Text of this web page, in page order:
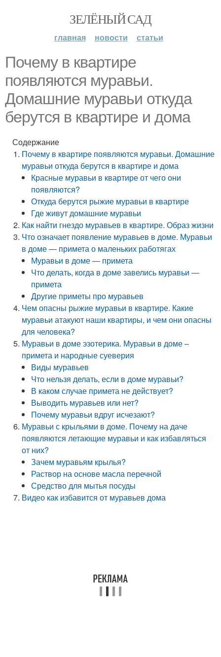
ЗЕЛЁНЫЙ САД
главная новости статьи
Почему в квартире
появляются муравьи.
Домашние муравьи откуда
берутся в квартире и дома
Содержание
Почему в квартире появляются муравьи. Домашние
муравьи откуда берутся в квартире и дома
Красные муравьи в квартире от чего они
появляются?
Откуда берутся рыжие муравьи в квартире
Где живут домашние муравьи
Как найти гнездо муравьев в квартире. Образ жизни
Что означает появление муравьев в доме. Муравьи
в доме — примета о маленьких работягах
Муравьи в доме — примета
Что делать, когда в доме завелись муравьи —
примета
Другие приметы про муравьев
Чем опасны рыжие муравьи в квартире. Какие
муравьи атакуют наши квартиры, и чем они опасны
для человека?
Муравьи в доме эзотерика. Муравьи в доме –
примета и народные суеверия
Виды муравьев
Что нельзя делать, если в доме муравьи?
В каком случае примета не действует?
Выводить муравьев или нет?
Почему муравьи вдруг исчезают?
Муравьи с крыльями в доме. Почему на даче
появляются летающие муравьи и как избавляться
от них?
Зачем муравьям крылья?
Раствор на основе масла перечной
Средство для мытья посуды
Видео как избавится от муравьев дома